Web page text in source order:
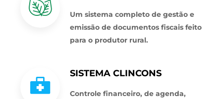
Um sistema completo de gestão e
emissão de documentos fiscais feito
para o produtor rural.
SISTEMA CLINCONS
Controle financeiro, de agenda,